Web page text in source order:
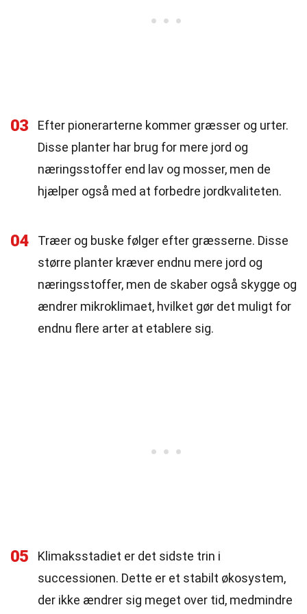
03
Efter pionerarterne kommer græsser og urter.
Disse planter har brug for mere jord og
næringsstoffer end lav og mosser, men de
hjælper også med at forbedre jordkvaliteten.
04
Træer og buske følger efter græsserne. Disse
større planter kræver endnu mere jord og
næringsstoffer, men de skaber også skygge og
ændrer mikroklimaet, hvilket gør det muligt for
endnu flere arter at etablere sig.
05
Klimaksstadiet er det sidste trin i
successionen. Dette er et stabilt økosystem,
der ikke ændrer sig meget over tid, medmindre